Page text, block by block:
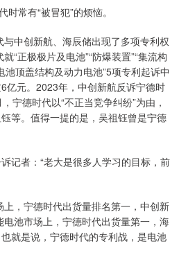
常有“被冒犯”的烦恼。
中创新航、海辰储出现了多项专利权
“正极极片及电池”“防爆装置”“集流构
池顶盖结构及动力电池”5项专利起诉中
亿元。2023年，中创新航反诉宁德时
宁德时代以“不正当竞争纠纷”为由，
等。值得一提的是，吴祖钰曾是宁德
者：“老大是很多人学习的目标，前
，宁德时代出货量排名第一，中创新
池市场上，宁德时代出货量第一，海
就是说，宁德时代的专利战，是电池